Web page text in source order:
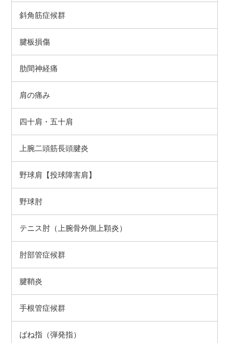
斜角筋症候群
腱板損傷
肋間神経痛
肩の痛み
四十肩・五十肩
上腕二頭筋長頭腱炎
野球肩【投球障害肩】
野球肘
テニス肘（上腕骨外側上顆炎）
肘部管症候群
腱鞘炎
手根管症候群
ばね指（弾発指）